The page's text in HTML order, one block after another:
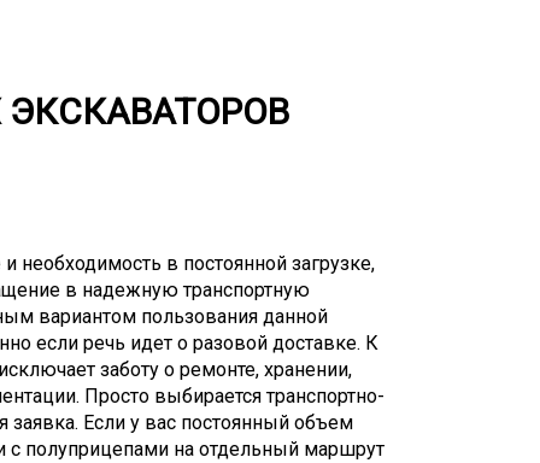
Компании и частные лица выбирают
так как редко кому он нужен в
необходимость в постоянной загрузке,
в надежную транспортную
вариантом пользования данной
если речь идет о разовой доставке. К
заботу о ремонте, хранении,
Просто выбирается транспортно-
заявка. Если у вас постоянный объем
с полуприцепами на отдельный маршрут